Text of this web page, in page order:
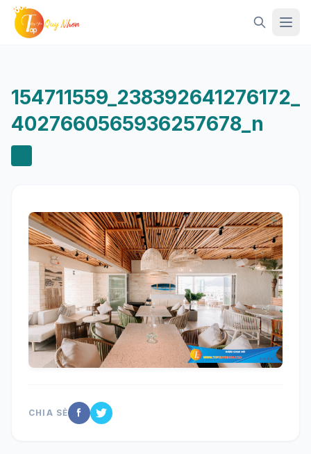
Mở
154711559_238392641276172_
4027660565936257678_n
CHIA SẺ